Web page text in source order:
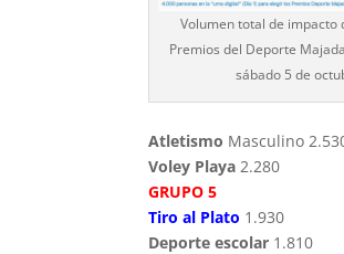
Volumen total de impacto
Premios del Deporte
sábado 5 de
Atletismo Masculino
Voley Playa 2.280
GRUPO 5
Tiro al Plato 1.930
Deporte escolar 1.810